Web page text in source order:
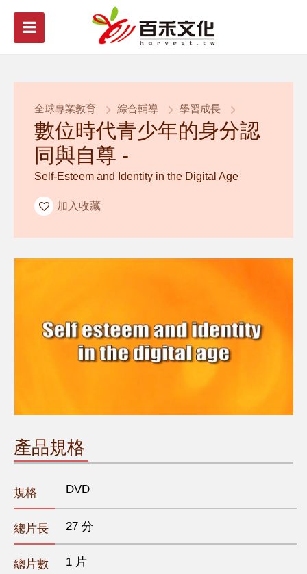
全球專業教育 綜合輔導 學習成長
數位時代青少年的身分認
同與自尊 -
Self-Esteem and Identity in the Digital Age
加入收藏
產品規格
規格 DVD
總片長 27 分
總片數 1 片